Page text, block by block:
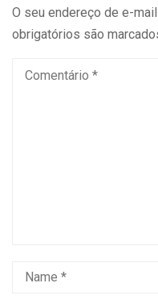
O seu endereço de e-
obrigatórios são